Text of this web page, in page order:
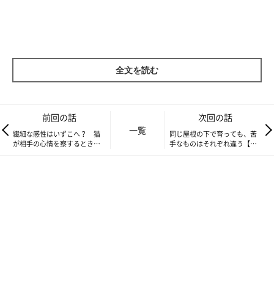
全文を読む
前回の話
繊細な感性はいずこへ？ 猫
が相手の心情を察するときと
一覧
次回の話
同じ屋根の下で育っても、苦
手なものはそれぞれ違う【連